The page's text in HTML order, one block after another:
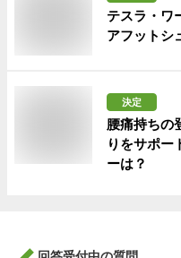
テスラ・ワ
アフットシ
決定
腰痛持ちの
りをサポー
ーは？